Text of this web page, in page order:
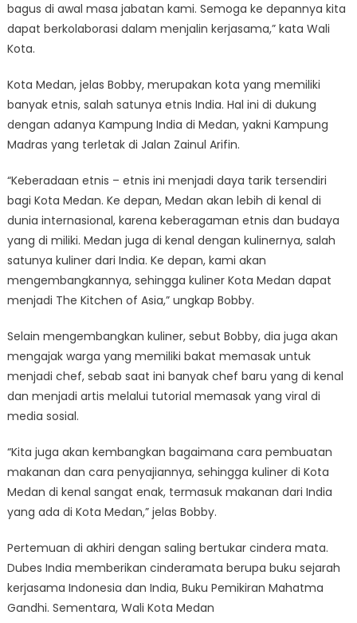
bagus di awal masa jabatan kami. Semoga ke depannya kita
dapat berkolaborasi dalam menjalin kerjasama,” kata Wali
Kota.
Kota Medan, jelas Bobby, merupakan kota yang memiliki
banyak etnis, salah satunya etnis India. Hal ini di dukung
dengan adanya Kampung India di Medan, yakni Kampung
Madras yang terletak di Jalan Zainul Arifin.
“Keberadaan etnis – etnis ini menjadi daya tarik tersendiri
bagi Kota Medan. Ke depan, Medan akan lebih di kenal di
dunia internasional, karena keberagaman etnis dan budaya
yang di miliki. Medan juga di kenal dengan kulinernya, salah
satunya kuliner dari India. Ke depan, kami akan
mengembangkannya, sehingga kuliner Kota Medan dapat
menjadi The Kitchen of Asia,” ungkap Bobby.
Selain mengembangkan kuliner, sebut Bobby, dia juga akan
mengajak warga yang memiliki bakat memasak untuk
menjadi chef, sebab saat ini banyak chef baru yang di kenal
dan menjadi artis melalui tutorial memasak yang viral di
media sosial.
“Kita juga akan kembangkan bagaimana cara pembuatan
makanan dan cara penyajiannya, sehingga kuliner di Kota
Medan di kenal sangat enak, termasuk makanan dari India
yang ada di Kota Medan,” jelas Bobby.
Pertemuan di akhiri dengan saling bertukar cindera mata.
Dubes India memberikan cinderamata berupa buku sejarah
kerjasama Indonesia dan India, Buku Pemikiran Mahatma
Gandhi. Sementara, Wali Kota Medan